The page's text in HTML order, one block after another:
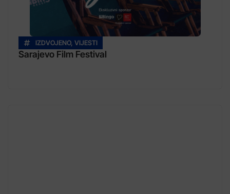
IZDVOJENO, VIJESTI
Sarajevo Film Festival